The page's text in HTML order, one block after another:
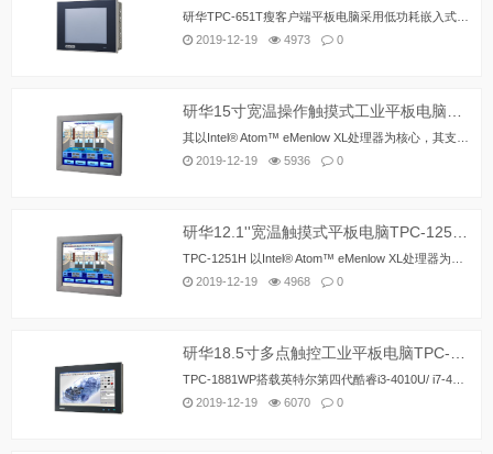
2019-12-19
4973 0
2019-12-19
5936 0
2019-12-19
4968 0
2019-12-19
6070 0